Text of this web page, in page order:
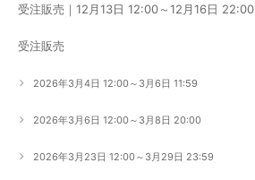
受注販売｜12月13日 12:00～12月16日 22:00
受注販売
2026年3月4日 12:00～3月6日 11:59
2026年3月6日 12:00～3月8日 20:00
2026年3月23日 12:00～3月29日 23:59